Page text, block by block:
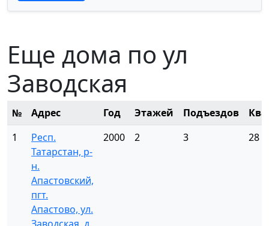
Еще дома по ул
Заводская
№ Адрес Год Этажей Подъездов
1
Респ.
Татарстан, р-
н.
Апастовский,
пгт.
Апастово, ул.
2000 2 3 28